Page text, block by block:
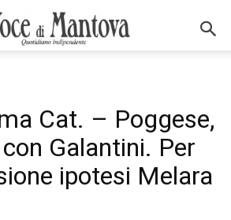
Cat. – Poggese,
Galantini. Per
ipotesi Melara